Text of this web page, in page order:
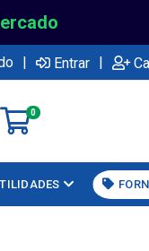
| Entrar |
0